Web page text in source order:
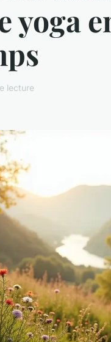
yoga
lecture